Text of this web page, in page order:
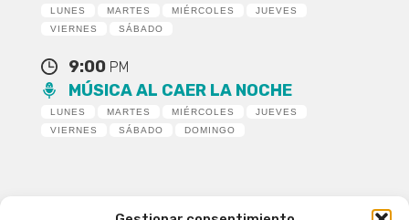
LUNES MARTES MIÉRCOLES
JUEVES
VIERNES
SÁBADO
9:00 PM
MÚSICA AL CAER LA NOCHE
LUNES MARTES MIÉRCOLES
JUEVES
VIERNES
SÁBADO DOMINGO